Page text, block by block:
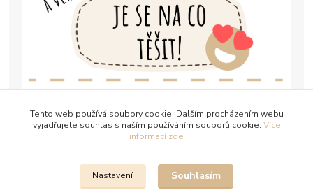
Tento web používá soubory cookie. Dalším procházením webu
vyjadřujete souhlas s naším používáním souborů cookie. Více
informací zde
Nastavení Souhlasím